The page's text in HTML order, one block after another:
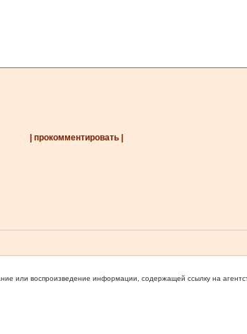
| прокомментировать |
или воспроизведение информации, содержащей ссылку на